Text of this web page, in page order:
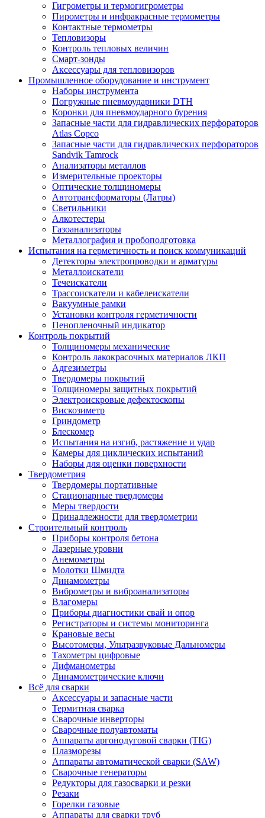
Гигрометры и термогигрометры
Пирометры и инфракрасные термометры
Контактные термометры
Тепловизоры
Контроль тепловых величин
Смарт-зонды
Аксессуары для тепловизоров
Промышленное оборудование и инструмент
Наборы инструмента
Погружные пневмоударники DTH
Коронки для пневмоударного бурения
Запасные части для гидравлических перфораторов
Atlas Copco
Запасные части для гидравлических перфораторов
Sandvik Tamrock
Анализаторы металлов
Измерительные проекторы
Оптические толщиномеры
Автотрансформаторы (Латры)
Светильники
Алкотестеры
Газоанализаторы
Металлография и пробоподготовка
Испытания на герметичность и поиск коммуникаций
Детекторы электропроводки и арматуры
Металлоискатели
Течеискатели
Трассоискатели и кабелеискатели
Вакуумные рамки
Установки контроля герметичности
Пенопленочный индикатор
Контроль покрытий
Толщиномеры механические
Контроль лакокрасочных материалов ЛКП
Адгезиметры
Твердомеры покрытий
Толщиномеры защитных покрытий
Электроискровые дефектоскопы
Вискозиметр
Гриндометр
Блескомер
Испытания на изгиб, растяжение и удар
Камеры для циклических испытаний
Наборы для оценки поверхности
Твердометрия
Твердомеры портативные
Стационарные твердомеры
Меры твердости
Принадлежности для твердометрии
Строительный контроль
Приборы контроля бетона
Лазерные уровни
Анемометры
Молотки Шмидта
Динамометры
Виброметры и виброанализаторы
Влагомеры
Приборы диагностики свай и опор
Регистраторы и системы мониторинга
Крановые весы
Высотомеры, Ультразвуковые Дальномеры
Тахометры цифровые
Дифманометры
Динамометрические ключи
Всё для сварки
Аксессуары и запасные части
Термитная сварка
Сварочные инверторы
Сварочные полуавтоматы
Аппараты аргонодуговой сварки (TIG)
Плазморезы
Аппараты автоматической сварки (SAW)
Сварочные генераторы
Редукторы для газосварки и резки
Резаки
Горелки газовые
Аппараты для сварки труб